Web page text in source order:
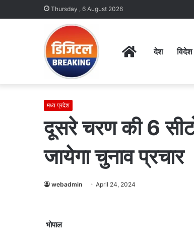
Thursday , 6 August 2026
Homeदेश विदेश
मध्य प्रदेश
दूसरे चरण की 6
जायेगा चुनाव प्रचार
webadmin April 24, 2024
भोपाल